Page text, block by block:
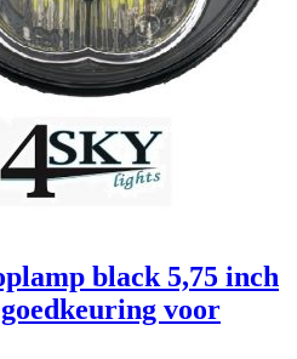
black 5,75 inch
voor